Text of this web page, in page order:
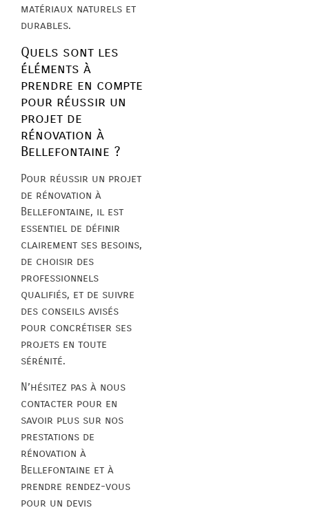
matériaux naturels et
durables.
Quels sont les
éléments à
prendre en compte
pour réussir un
projet de
rénovation à
Bellefontaine ?
Pour réussir un projet
de rénovation à
Bellefontaine, il est
essentiel de définir
clairement ses besoins,
de choisir des
professionnels
qualifiés, et de suivre
des conseils avisés
pour concrétiser ses
projets en toute
sérénité.
N’hésitez pas à nous
contacter pour en
savoir plus sur nos
prestations de
rénovation à
Bellefontaine et à
prendre rendez-vous
pour un devis